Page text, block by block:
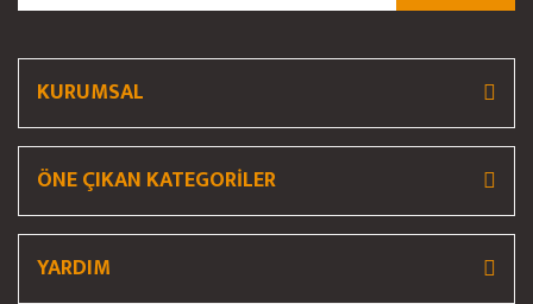
KURUMSAL
ÖNE ÇIKAN KATEGORİLER
YARDIM